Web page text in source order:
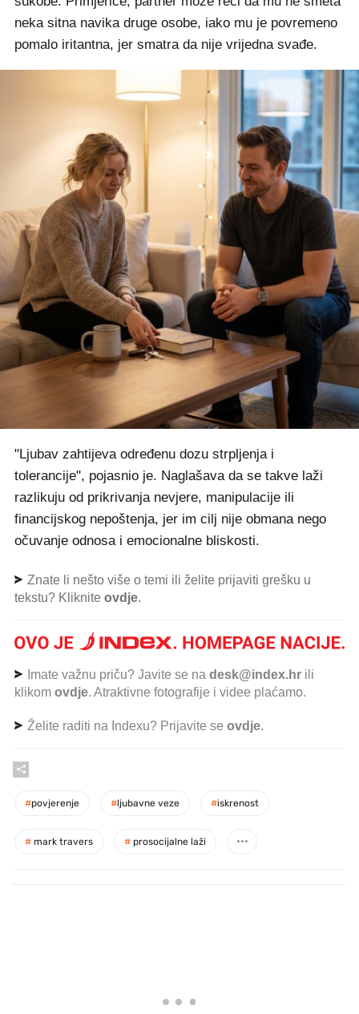
neka sitna navika druge osobe, iako mu je povremeno
pomalo iritantna, jer smatra da nije vrijedna svađe.
"Ljubav zahtijeva određenu dozu strpljenja i
tolerancije", pojasnio je. Naglašava da se takve laži
razlikuju od prikrivanja nevjere, manipulacije ili
financijskog nepoštenja, jer im cilj nije obmana nego
očuvanje odnosa i emocionalne bliskosti.
Znate li nešto više o temi ili želite prijaviti grešku u
tekstu? Kliknite ovdje.
Imate važnu priču? Javite se na desk@index.hr ili
klikom ovdje. Atraktivne fotografije i videe plaćamo.
Želite raditi na Indexu? Prijavite se ovdje.
#povjerenje #ljubavne veze #iskrenost
# mark travers # prosocijalne laži